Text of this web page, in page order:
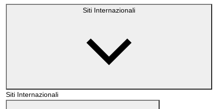
Siti Internazionali
Siti Internazionali